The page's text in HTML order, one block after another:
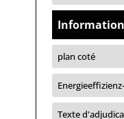
plan coté
Texte